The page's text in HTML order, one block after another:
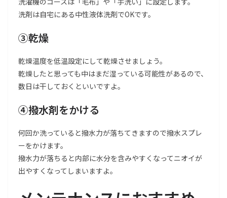
洗剤は自宅にある中性液体洗剤でOKです。
③乾燥
乾燥温度を低温設定にして乾燥させましょう。
乾燥したと思っても中はまだ湿っている可能性があるので、
数日は干しておくといいですよ。
④撥水剤をかける
何回か洗っていると撥水力が落ちてきますので撥水スプレ
ーをかけます。
撥水力が落ちると内部に水分を含みやすくなってニオイが
出やすくなってしまいますよ。